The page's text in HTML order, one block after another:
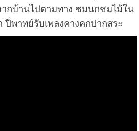
ากบ้านไปตามทาง ชมนกชมไม้ใน
ปี่พาทย์รับเพลงคางคกปากสระ